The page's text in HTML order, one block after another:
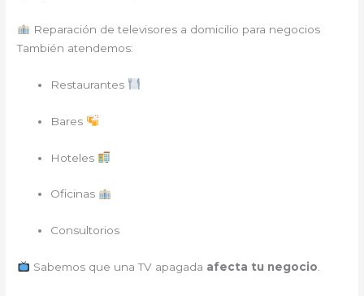
Reparación de televisores a domicilio para negocios
También atendemos:
Restaurantes
Bares
Hoteles
Oficinas
Consultorios
Sabemos que una TV apagada afecta tu negocio